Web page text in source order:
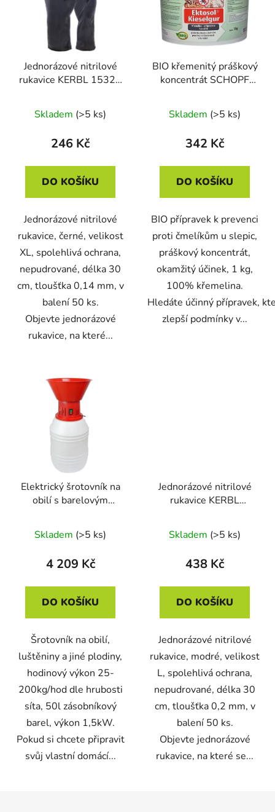
Jednorázové nitrilové
rukavice KERBL 15323
vel. XL, d. 30cm, tl.
0,14mm, nepudrované,
Skladem (>5 ks)
246 Kč
DO KOŠÍKU
Jednorázové nitrilové
rukavice, černé, velikost
XL, spolehlivá ochrana,
nepudrované, délka 30
cm, tloušťka 0,14 mm, v
balení 50 ks.
Objevte jednorázové
rukavice, na které...
BIO křemenitý práškový
koncentrát SCHOPF
1 kg
Skladem (>5 ks)
342 Kč
DO KOŠÍKU
BIO přípravek k prevenci
proti čmelíkům u slepic,
práškový koncentrát,
okamžitý účinek, 1 kg,
100% křemelina.
Hledáte účinný přípravek,
zlepší podmínky v...
Elektrický šrotovník na
obilí s barelovým
HP 1,5kW
Skladem (>5 ks)
4 209 Kč
DO KOŠÍKU
Šrotovník na obilí,
luštěniny a jiné plodiny,
hodinový výkon 25-
200kg/hod dle hrubosti
síta, 50l zásobníkový
barel, výkon 1,5kW.
Pokud si chcete připravit
svůj vlastní domácí...
Jednorázové nitrilové
rukavice KERBL
PREMIUM PLUS, vel. L,
d. 30cm, tl. 0,2mm,
50ks/bal
Skladem (>5 ks)
438 Kč
DO KOŠÍKU
Jednorázové nitrilové
rukavice, modré, velikost
L, spolehlivá ochrana,
nepudrované, délka 30
cm, tloušťka 0,2 mm, v
balení 50 ks.
Objevte jednorázové
rukavice, na které se...